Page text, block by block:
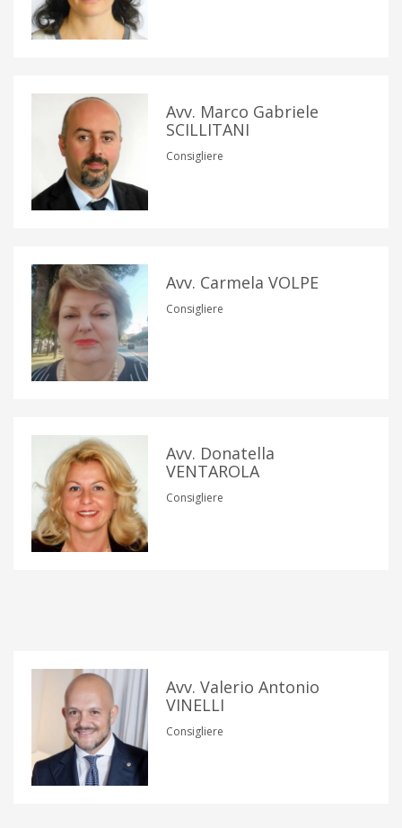
Avv. Marco Gabriele
SCILLITANI
Consigliere
Avv. Carmela VOLPE
Consigliere
Avv. Donatella
VENTAROLA
Consigliere
Avv. Valerio Antonio
VINELLI
Consigliere